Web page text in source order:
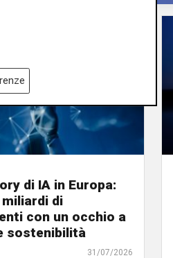
di IA in Europa:
di
con un occhio a
sostenibilità
31/07/2026